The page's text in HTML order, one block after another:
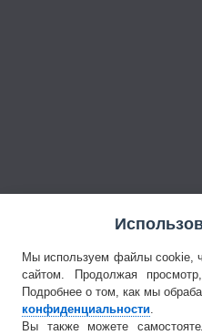
Мы используем файлы cookie,
сайтом. Продолжая
Подробнее о том, как мы
конфиденциальности
Вы также можете